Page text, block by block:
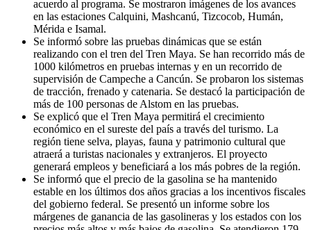
acuerdo al programa. Se mostraron imágenes de los avances
en las estaciones Calquini, Mashcanú, Tizcocob, Humán,
Mérida e Isamal.
Se informó sobre las pruebas dinámicas que se están
realizando con el tren del Tren Maya. Se han recorrido más de
1000 kilómetros en pruebas internas y en un recorrido de
supervisión de Campeche a Cancún. Se probaron los sistemas
de tracción, frenado y catenaria. Se destacó la participación de
más de 100 personas de Alstom en las pruebas.
Se explicó que el Tren Maya permitirá el crecimiento
económico en el sureste del país a través del turismo. La
región tiene selva, playas, fauna y patrimonio cultural que
atraerá a turistas nacionales y extranjeros. El proyecto
generará empleos y beneficiará a los más pobres de la región.
Se informó que el precio de la gasolina se ha mantenido
estable en los últimos dos años gracias a los incentivos fiscales
del gobierno federal. Se presentó un informe sobre los
márgenes de ganancia de las gasolineras y los estados con los